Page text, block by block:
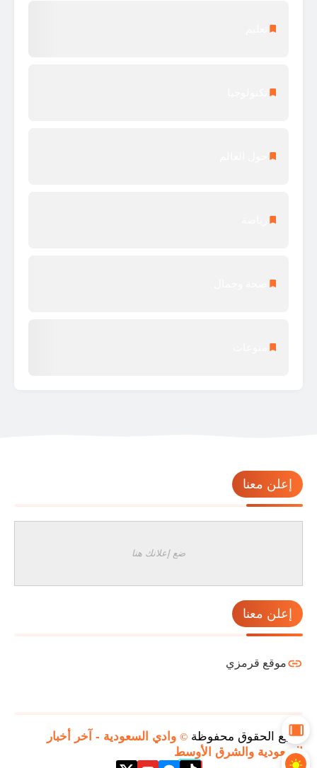
إعلن معنا
ضع إعلانك هنا
إعلن معنا
موقع قرمزي
جميع الحقوق محفوظة © وادي السعودية - آخر أخبار
السعودية والشرق الأوسط